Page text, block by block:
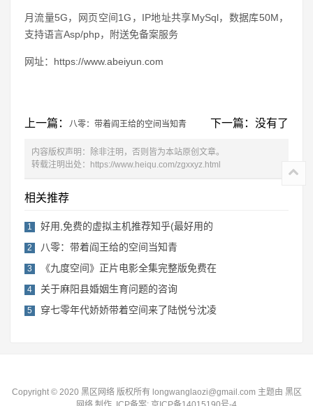
月流量5G，网页空间1G，IP地址共享MySql，数据库50M，
支持语言Asp/php，附送免备案服务
网址：https://www.abeiyun.com
上一篇： 八零：带着阎王给的空间当知青 下一篇：没有了
内容版权声明：除非注明，否则皆为本站原创文章。
转载注明出处：
https://www.heiqu.com/zgxxyz.html
相关推荐
1 好用,免费的虚拟主机推荐知乎(最好用的
2 八零：带着阎王给的空间当知青
3 《九度空间》正片电影全集完整版免费在
4 关于麻阳县婚姻生育问题的咨询
5 穿七零年代娇娇带着空间来了陆悦兮沈凌
Copyright © 2020 黑区网络 版权所有 longwanglaozi@gmail.com 主题由 黑区